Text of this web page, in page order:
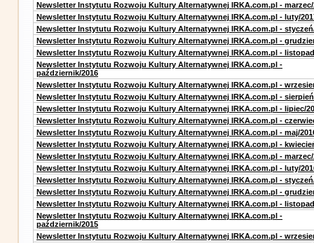
Newsletter Instytutu Rozwoju Kultury Alternatywnej IRKA.com.pl - marzec/
Newsletter Instytutu Rozwoju Kultury Alternatywnej IRKA.com.pl - luty/
Newsletter Instytutu Rozwoju Kultury Alternatywnej IRKA.com.pl -
Newsletter Instytutu Rozwoju Kultury Alternatywnej IRKA.com.pl -
Newsletter Instytutu Rozwoju Kultury Alternatywnej IRKA.com.pl -
Newsletter Instytutu Rozwoju Kultury Alternatywnej IRKA.com.pl -
październik/2016
Newsletter Instytutu Rozwoju Kultury Alternatywnej IRKA.com.pl -
Newsletter Instytutu Rozwoju Kultury Alternatywnej IRKA.com.pl -
Newsletter Instytutu Rozwoju Kultury Alternatywnej IRKA.com.pl - lipiec/
Newsletter Instytutu Rozwoju Kultury Alternatywnej IRKA.com.pl -
Newsletter Instytutu Rozwoju Kultury Alternatywnej IRKA.com.pl - maj/
Newsletter Instytutu Rozwoju Kultury Alternatywnej IRKA.com.pl -
Newsletter Instytutu Rozwoju Kultury Alternatywnej IRKA.com.pl - marzec/
Newsletter Instytutu Rozwoju Kultury Alternatywnej IRKA.com.pl - luty/
Newsletter Instytutu Rozwoju Kultury Alternatywnej IRKA.com.pl -
Newsletter Instytutu Rozwoju Kultury Alternatywnej IRKA.com.pl -
Newsletter Instytutu Rozwoju Kultury Alternatywnej IRKA.com.pl -
Newsletter Instytutu Rozwoju Kultury Alternatywnej IRKA.com.pl -
październik/2015
Newsletter Instytutu Rozwoju Kultury Alternatywnej IRKA.com.pl -